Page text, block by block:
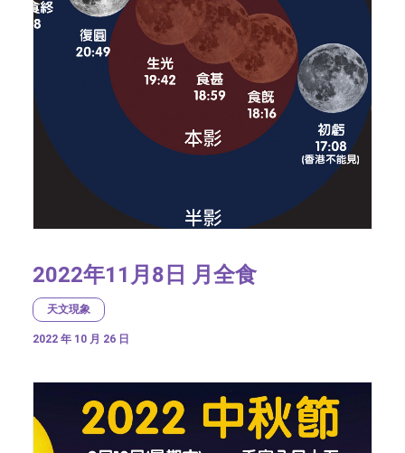
2022年11月8日 月全食
天文現象
2022 年 10 月 26 日